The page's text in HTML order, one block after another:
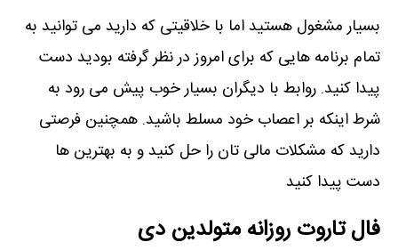
بسیار مشغول هستید اما با خلاقیتی که دارید می توانید به
تمام برنامه هایی که برای امروز در نظر گرفته بودید دست
پیدا کنید. روابط با دیگران بسیار خوب پیش می رود به
شرط اینکه بر اعصاب خود مسلط باشید. همچنین فرصتی
دارید که مشکلات مالی تان را حل کنید و به بهترین ها
دست پیدا کنید
فال تاروت روزانه متولدین دی